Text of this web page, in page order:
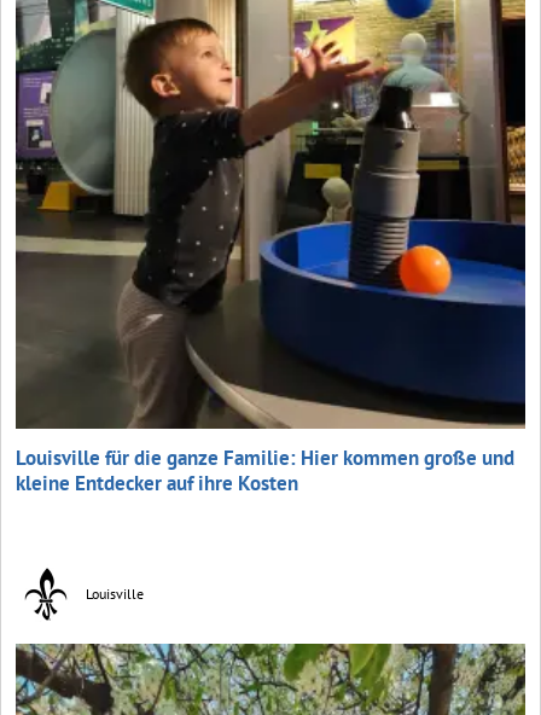
Louisville für die ganze Familie: Hier kommen große und
kleine Entdecker auf ihre Kosten
Louisville